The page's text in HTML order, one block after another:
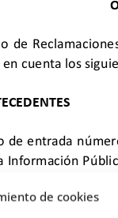
de cookies